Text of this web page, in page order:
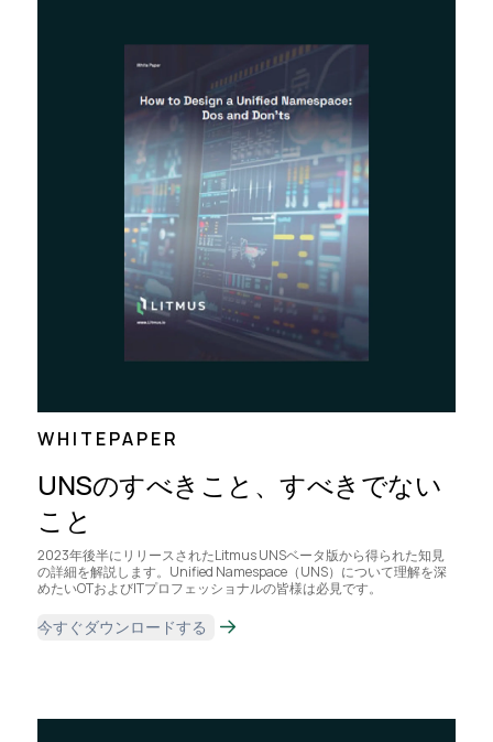
WHITEPAPER
UNSのすべきこと、すべきでない
こと
2023年後半にリリースされたLitmus UNSベータ版から得られた知見
の詳細を解説します。Unified Namespace（UNS）について理解を深
めたいOTおよびITプロフェッショナルの皆様は必見です。
今すぐダウンロードする